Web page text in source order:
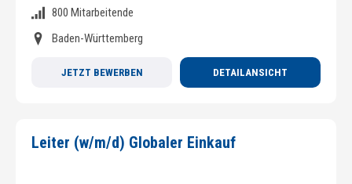
800 Mitarbeitende
Baden-Württemberg
JETZT BEWERBEN DETAILANSICHT
Leiter (w/m/d) Globaler Einkauf